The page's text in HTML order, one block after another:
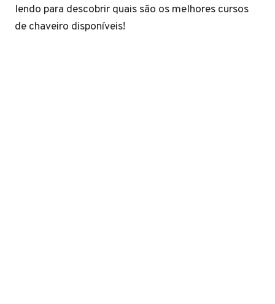
lendo para descobrir quais são os melhores cursos
de chaveiro disponíveis!